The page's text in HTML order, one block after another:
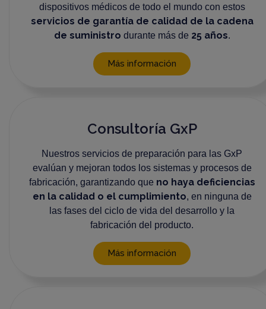
dispositivos médicos de todo el mundo con estos
servicios de garantía de calidad de la cadena
de suministro durante más de 25 años.
Más información
Consultoría GxP
Nuestros servicios de preparación para las GxP
evalúan y mejoran todos los sistemas y procesos de
fabricación, garantizando que no haya deficiencias
en la calidad o el cumplimiento, en ninguna de
las fases del ciclo de vida del desarrollo y la
fabricación del producto.
Más información